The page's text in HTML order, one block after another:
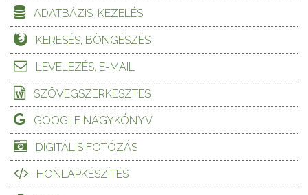
ADATBÁZIS-KEZELÉS
KERESÉS, BÖNGÉSZÉS
LEVELEZÉS, E-MAIL
SZÖVEGSZERKESZTÉS
GOOGLE NAGYKÖNYV
DIGITÁLIS FOTÓZÁS
HONLAPKÉSZÍTÉS